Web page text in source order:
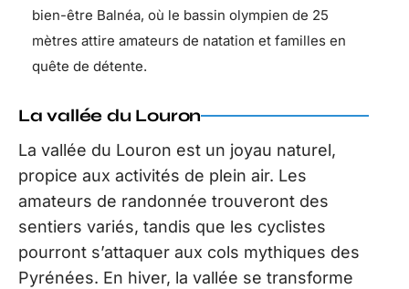
bien-être Balnéa, où le bassin olympien de 25
mètres attire amateurs de natation et familles en
quête de détente.
La vallée du Louron
La vallée du Louron est un joyau naturel,
propice aux activités de plein air. Les
amateurs de randonnée trouveront des
sentiers variés, tandis que les cyclistes
pourront s’attaquer aux cols mythiques des
Pyrénées. En hiver, la vallée se transforme